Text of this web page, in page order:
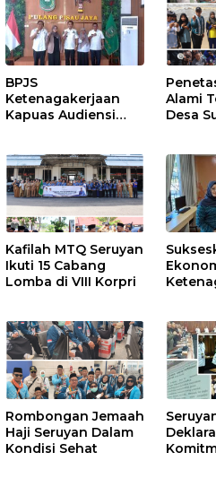
BPJS
Ketenagakerjaan
Kapuas Audiensi
Kepesertaan PKBU,
Ekosistem Desa, dan
Pekerja Rentan
Alami
Desa
Kafilah MTQ Seruyan
Ikuti 15 Cabang
Lomba di VIII Korpri
Rombongan Jemaah
Haji Seruyan Dalam
Kondisi Sehat